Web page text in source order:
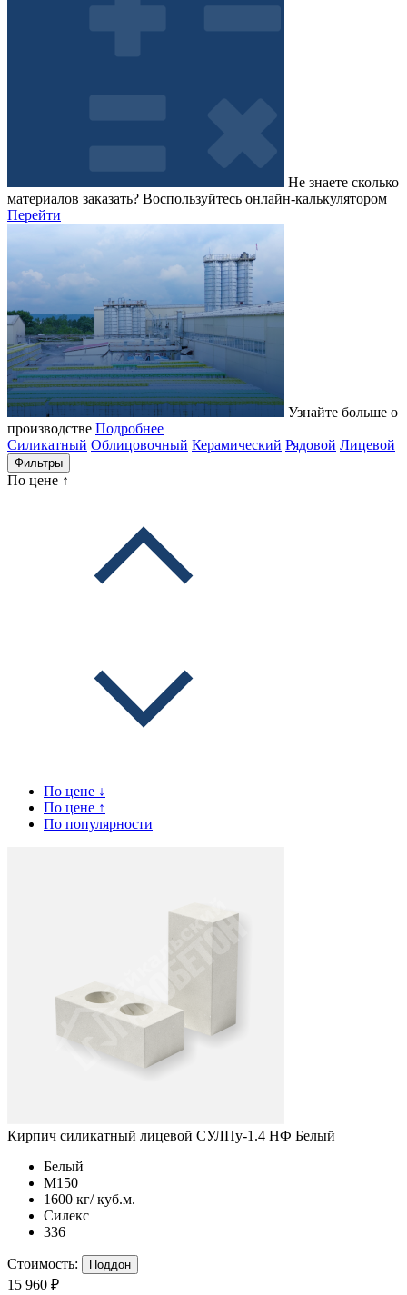
Не знаете сколько
материалов заказать? Воспользуйтесь онлайн-калькулятором
Перейти
Узнайте больше о
производстве Подробнее
Силикатный Облицовочный Керамический Рядовой Лицевой
Фильтры
По цене ↑
По цене ↓
По цене ↑
По популярности
Кирпич силикатный лицевой СУЛПу-1.4 НФ Белый
Белый
М150
1600 кг/ куб.м.
Силекс
336
Стоимость: Поддон
15 960 ₽